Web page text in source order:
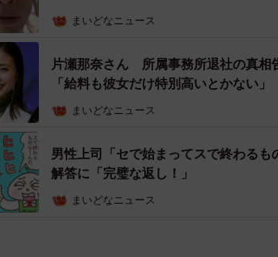
まいどなニュース
片瀬那奈さん 所属事務所退社の真
「給料も彼女だけ特別高いとかない」
まいどなニュース
男性上司「セで始まってスで終わる
解答に「完璧な返し！」
まいどなニュース